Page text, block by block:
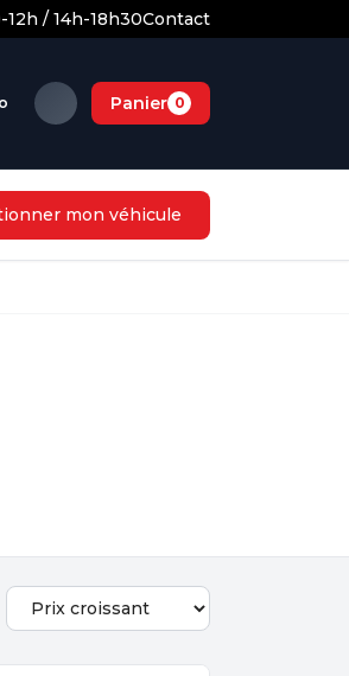
/ 14h-18h30Contact
Panier 0
mon véhicule